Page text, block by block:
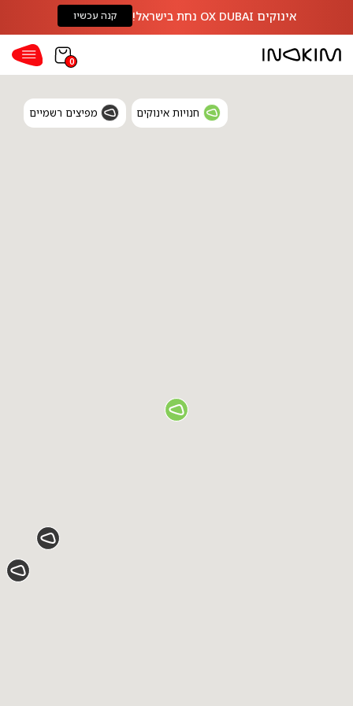
אינוקים OX DUBAI נחת בישראל! קנה עכשיו
0
חנויות אינוקים מפיצים רשמיים